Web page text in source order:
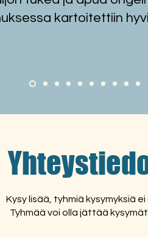
kartoitettiin
Kysy lisää, tyhmiä kysymyksiä ei
Tyhmää voi olla jättää